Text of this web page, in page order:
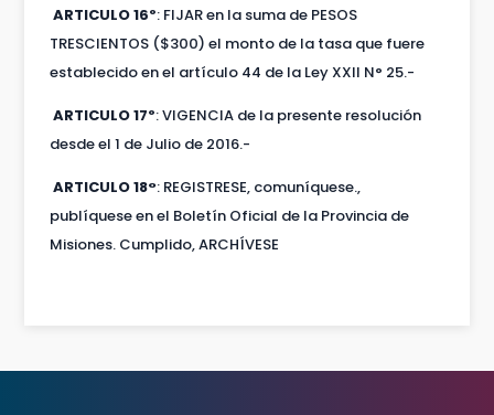
ARTICULO 16º: FIJAR en la suma de PESOS
TRESCIENTOS ($300) el monto de la tasa que fuere
establecido en el artículo 44 de la Ley XXII N° 25.-
ARTICULO 17º: VIGENCIA de la presente resolución
desde el 1 de Julio de 2016.-
ARTICULO 18°: REGISTRESE, comuníquese.,
publíquese en el Boletín Oficial de la Provincia de
Misiones. Cumplido, ARCHÍVESE